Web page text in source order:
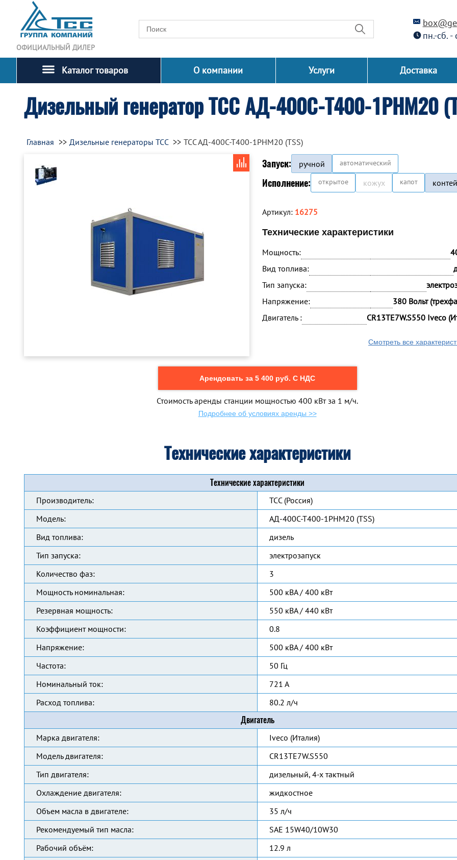
ОФИЦИАЛЬНЫЙ ДИЛЕР
пн.-сб.
Каталог товаров О компании Услуги Доставка
Дизельный генератор ТСС АД-400С-Т400-1РНМ20
Главная Дизельные генераторы ТСС ТСС АД-400С-Т400-1РНМ20 (TSS)
Запуск: ручной автоматический
Исполнение: открытое кожух капот
Артикул: 16275
Технические характеристики
Мощность:
Вид топлива:
Тип запуска:
Напряжение:
380 Вольт
Двигатель :
CR13TE7W.S550 Iveco
Смотреть все
Арендовать за 5 400 руб. С НДС
Стоимость аренды станции мощностью 400 кВт за 1 м/ч.
Подробнее об условиях аренды >>
Технические характеристики
Технические характеристики
Производитель:
ТСС (Россия)
Модель:
АД-400С-Т400-1РНМ20 (TSS)
Вид топлива:
дизель
Тип запуска:
электрозапуск
Количество фаз:
3
Мощность номинальная:
500 кВА / 400 кВт
Резервная мощность:
550 кВА / 440 кВт
Коэффициент мощности:
0.8
Напряжение:
500 кВА / 400 кВт
Частота:
50 Гц
Номинальный ток:
721 А
Расход топлива:
80.2 л/ч
Двигатель
Марка двигателя:
Iveco (Италия)
Модель двигателя:
CR13TE7W.S550
Тип двигателя:
дизельный, 4-х тактный
Охлаждение двигателя:
жидкостное
Объем масла в двигателе:
35 л/ч
Рекомендуемый тип масла:
SAE 15W40/10W30
Рабочий объём:
12.9 л